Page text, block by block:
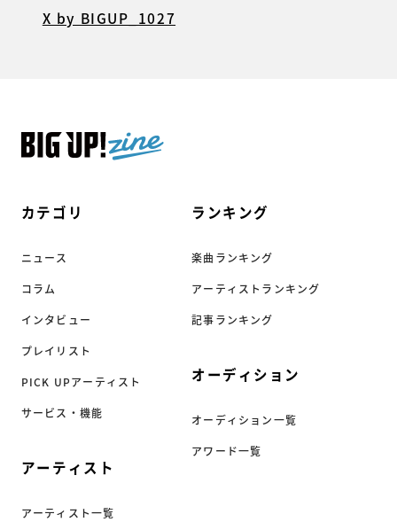
カテゴリ
ニュース
コラム
インタビュー
プレイリスト
PICK UPアーティスト
サービス・機能
アーティスト
アーティスト一覧
ランキング
楽曲ランキング
アーティストランキング
記事ランキング
オーディション
オーディション一覧
アワード一覧
X by BIGUP_1027